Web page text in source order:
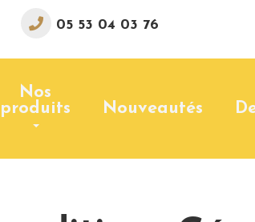
05 53 04 03 76
Nos
produits
Nouveautés